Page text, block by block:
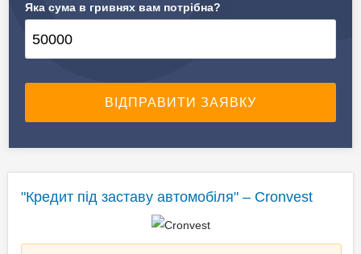
Яка сума в гривнях вам потрібна?
"Кредит під заставу автомобіля" – Cronvest